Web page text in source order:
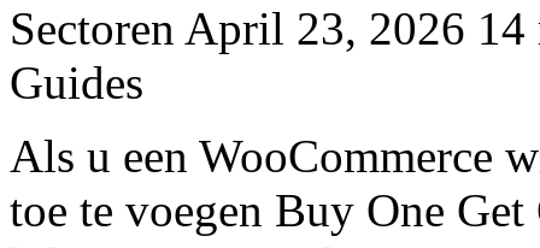
Sectoren April 23, 2026 14
Guides
Als u een WooCommerce
toe te voegen Buy One